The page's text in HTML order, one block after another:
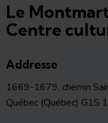
Le
Centre
Addresse
1669-1679, chemin
Québec (Québec) G1S